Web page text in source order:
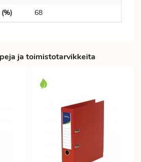
68
ja toimistotarvikkeita